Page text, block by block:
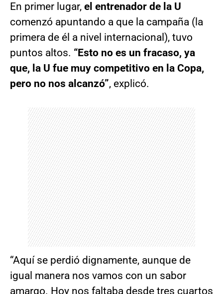
En primer lugar, el entrenador de la U
comenzó apuntando a que la campaña (la
primera de él a nivel internacional), tuvo
puntos altos. “Esto no es un fracaso, ya
que, la U fue muy competitivo en la Copa,
pero no nos alcanzó”, explicó.
“Aquí se perdió dignamente, aunque de
igual manera nos vamos con un sabor
amargo. Hoy nos faltaba desde tres cuartos